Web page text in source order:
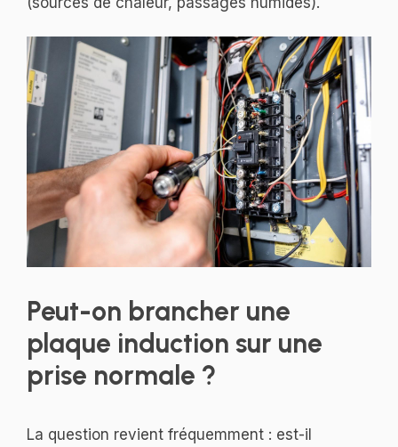
Peut-on brancher une
plaque induction sur une
prise normale ?
La question revient fréquemment : est-il